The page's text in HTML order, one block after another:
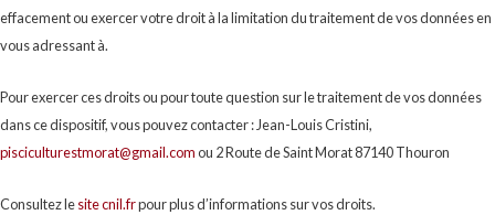
effacement ou exercer votre droit à la limitation du traitement de vos données en
vous adressant à.
Pour exercer ces droits ou pour toute question sur le traitement de vos données
dans ce dispositif, vous pouvez contacter : Jean-Louis Cristini,
pisciculturestmorat@gmail.comou 2 Route de Saint Morat 87140 Thouron
Consultez lesite cnil.frpour plus d’informations sur vos droits.